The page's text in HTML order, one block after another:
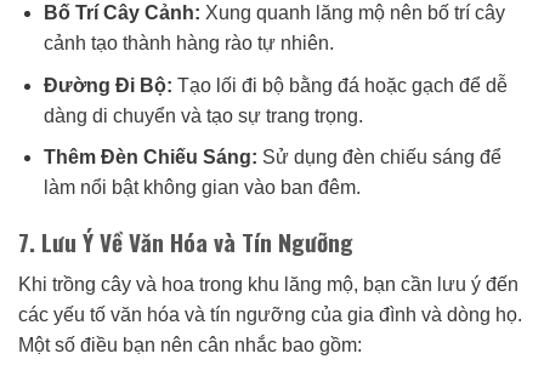
Bố Trí Cây Cảnh: Xung quanh lăng mộ nên bố trí cây
cảnh tạo thành hàng rào tự nhiên.
Đường Đi Bộ: Tạo lối đi bộ bằng đá hoặc gạch để dễ
dàng di chuyển và tạo sự trang trọng.
Thêm Đèn Chiếu Sáng: Sử dụng đèn chiếu sáng để
làm nổi bật không gian vào ban đêm.
7. Lưu Ý Về Văn Hóa và Tín Ngưỡng
Khi trồng cây và hoa trong khu lăng mộ, bạn cần lưu ý đến
các yếu tố văn hóa và tín ngưỡng của gia đình và dòng họ.
Một số điều bạn nên cân nhắc bao gồm: